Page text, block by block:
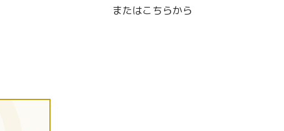
またはこちらから